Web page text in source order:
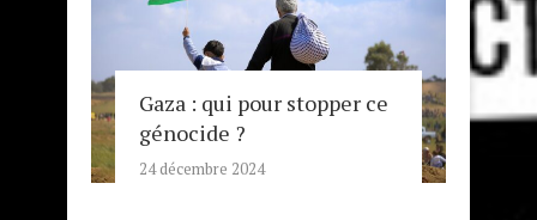
Gaza : qui pour stopper ce
génocide ?
24 décembre 2024